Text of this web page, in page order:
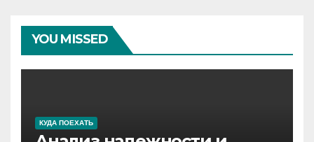
YOU MISSED
КУДА ПОЕХАТЬ